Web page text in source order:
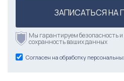
ЗАПИСАТЬСЯ НА
Мы гарантируем безопасность и
сохранность ваших данных
Согласен на обработку